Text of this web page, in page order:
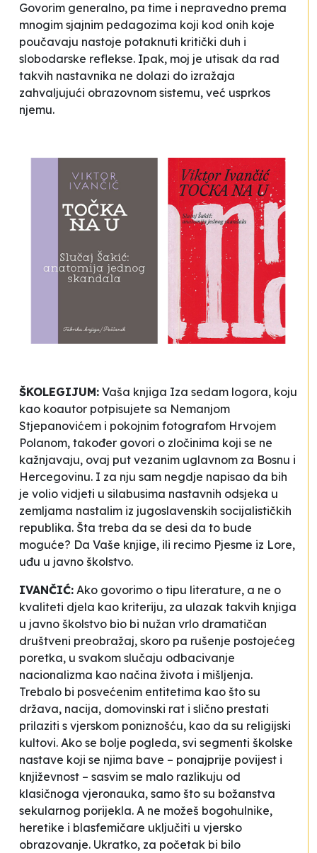
Govorim generalno, pa time i nepravedno prema
mnogim sjajnim pedagozima koji kod onih koje
poučavaju nastoje potaknuti kritički duh i
slobodarske reflekse. Ipak, moj je utisak da rad
takvih nastavnika ne dolazi do izražaja
zahvaljujući obrazovnom sistemu, već usprkos
njemu.
ŠKOLEGIJUM: Vaša knjiga Iza sedam logora, koju
kao koautor potpisujete sa Nemanjom
Stjepanovićem i pokojnim fotografom Hrvojem
Polanom, također govori o zločinima koji se ne
kažnjavaju, ovaj put vezanim uglavnom za Bosnu i
Hercegovinu. I za nju sam negdje napisao da bih
je volio vidjeti u silabusima nastavnih odsjeka u
zemljama nastalim iz jugoslavenskih socijalističkih
republika. Šta treba da se desi da to bude
moguće? Da Vaše knjige, ili recimo Pjesme iz Lore,
uđu u javno školstvo.
IVANČIĆ: Ako govorimo o tipu literature, a ne o
kvaliteti djela kao kriteriju, za ulazak takvih knjiga
u javno školstvo bio bi nužan vrlo dramatičan
društveni preobražaj, skoro pa rušenje postojećeg
poretka, u svakom slučaju odbacivanje
nacionalizma kao načina života i mišljenja.
Trebalo bi posvećenim entitetima kao što su
država, nacija, domovinski rat i slično prestati
prilaziti s vjerskom poniznošću, kao da su religijski
kultovi. Ako se bolje pogleda, svi segmenti školske
nastave koji se njima bave – ponajprije povijest i
književnost – sasvim se malo razlikuju od
klasičnoga vjeronauka, samo što su božanstva
sekularnog porijekla. A ne možeš bogohulnike,
heretike i blasfemičare uključiti u vjersko
obrazovanje. Ukratko, za početak bi bilo